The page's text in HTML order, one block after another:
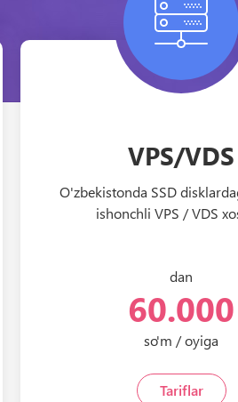
VPS/VDS
O'zbekistonda SSD
ishonchli VPS / VDS
dan
60.000
so'm / oyiga
Tariflar